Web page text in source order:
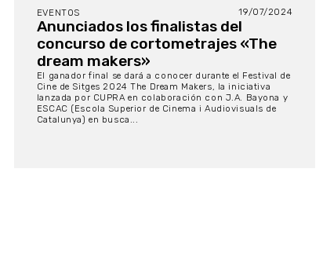
EVENTOS 19/07/2024
Anunciados los finalistas del
concurso de cortometrajes «The
dream makers»
El ganador final se dará a conocer durante el Festival de
Cine de Sitges 2024 The Dream Makers, la iniciativa
lanzada por CUPRA en colaboración con J.A. Bayona y
ESCAC (Escola Superior de Cinema i Audiovisuals de
Catalunya) en busca...